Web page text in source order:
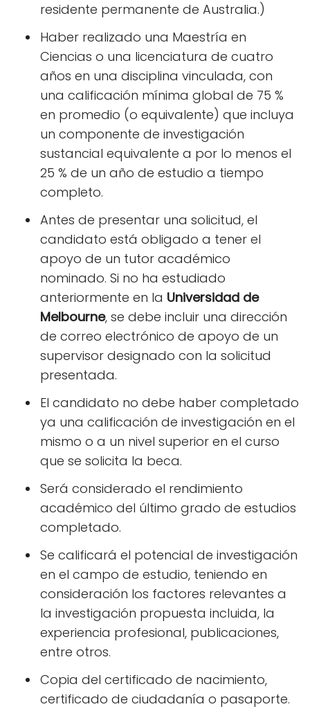
residente permanente de Australia.)
Haber realizado una Maestría en
Ciencias o una licenciatura de cuatro
años en una disciplina vinculada, con
una calificación mínima global de 75 %
en promedio (o equivalente) que incluya
un componente de investigación
sustancial equivalente a por lo menos el
25 % de un año de estudio a tiempo
completo.
Antes de presentar una solicitud, el
candidato está obligado a tener el
apoyo de un tutor académico
nominado. Si no ha estudiado
anteriormente en la Universidad de
Melbourne, se debe incluir una dirección
de correo electrónico de apoyo de un
supervisor designado con la solicitud
presentada.
El candidato no debe haber completado
ya una calificación de investigación en el
mismo o a un nivel superior en el curso
que se solicita la beca.
Será considerado el rendimiento
académico del último grado de estudios
completado.
Se calificará el potencial de investigación
en el campo de estudio, teniendo en
consideración los factores relevantes a
la investigación propuesta incluida, la
experiencia profesional, publicaciones,
entre otros.
Copia del certificado de nacimiento,
certificado de ciudadanía o pasaporte.